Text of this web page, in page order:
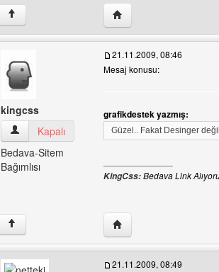
↑ Yazarın web sitesini
kingcss
kingcss Kullanıcının profilini görüntüle
Kapalı
Bedava-Sitem
Bağımlısı
21.11.2009, 08:46
Mesaj konusu:
grafikdestek yazmış:
Güzel.. Fakat Desinger
KingCss:Bedava Link
↑ Yazarın web sitesini
21.11.2009, 08:49